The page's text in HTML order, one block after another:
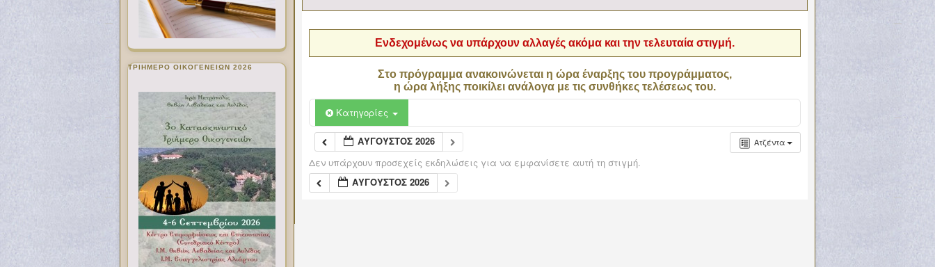
Ενδεχομένως να υπάρχουν αλλαγές ακόμα και την τελευταία στιγμή.
Στο πρόγραμμα ανακοινώνεται η ώρα έναρξης του προγράμματος,
η ώρα λήξης ποικίλει ανάλογα με τις συνθήκες τελέσεως του.
Κατηγορίες
Ατζέντα
ΑΎΓΟΥΣΤΟΣ 2026
Δεν υπάρχουν προσεχείς εκδηλώσεις για να εμφανίσετε αυτή τη στιγμή.
ΑΎΓΟΥΣΤΟΣ 2026
ΤΡΙΗΜΕΡΟ ΟΙΚΟΓΕΝΕΙΩΝ 2026